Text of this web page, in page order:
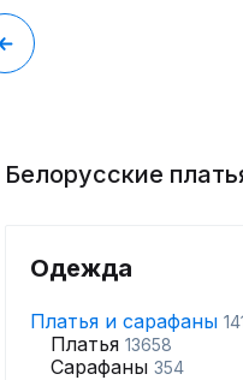
Белорусские
Одежда
Платья и сарафаны
Платья 13658
Сарафаны 354